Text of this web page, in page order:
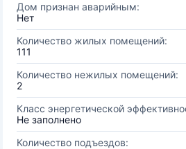
Дом признан аварийным:
Нет
Количество жилых помещений:
111
Количество нежилых помещений:
2
Класс энергетической
Не заполнено
Количество подъездов: